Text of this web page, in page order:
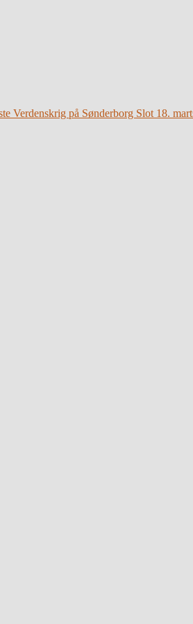
Verdenskrig på Sønderborg Slot 18.